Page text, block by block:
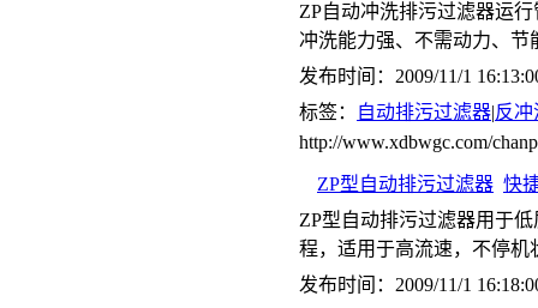
ZP自动冲洗排污过滤器运
冲洗能力强、不需动力、节
发布时间：2009/11/1
标签：
自动排污过滤器|反
http://www.xdbwgc.com/
ZP型自动排污过滤器 快
ZP型自动排污过滤器用于
程，适用于高流速，不停
发布时间：2009/11/1